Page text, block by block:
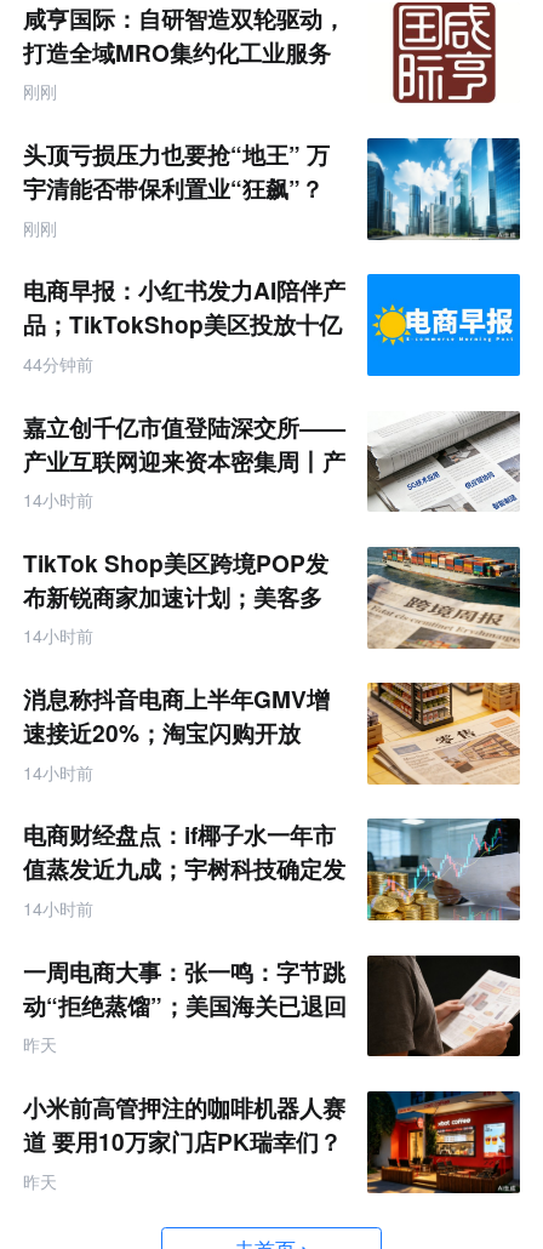
产
业
互
联
网
题
咸亨国际：自研智造双轮驱动，
打造全域MRO集约化工业服务
商
刚刚
头顶亏损压力也要抢“地王” 万
宇清能否带保利置业“狂飙”？
刚刚
电商早报：小红书发力AI陪伴产
品；TikTokShop美区投放十亿
44分钟前
嘉立创千亿市值登陆深交所——
产业互联网迎来资本密集周丨产
业互联网周报
14小时前
TikTok Shop美区跨境POP发
布新锐商家加速计划；美客多
Q2营收同增50%丨跨境电商周
14小时前
消息称抖音电商上半年GMV增
速接近20%；淘宝闪购开放
MCP能力丨零售电商周报
14小时前
电商财经盘点：if椰子水一年市
值蒸发近九成；宇树科技确定发
行价格为150.80元/股
14小时前
一周电商大事：张一鸣：字节跳
动“拒绝蒸馏”；美国海关已退回
约1000亿美元关税
昨天
小米前高管押注的咖啡机器人赛
道 要用10万家门店PK瑞幸们？
昨天